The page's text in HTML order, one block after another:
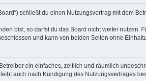
schließt du einen Nutzungsvertrag mit dem
bist, so darfst du das Board nicht weiter
und kann von beiden Seiten ohne
ein einfaches, zeitlich und räumlich
auch nach Kündigung des Nutzungsvertrages